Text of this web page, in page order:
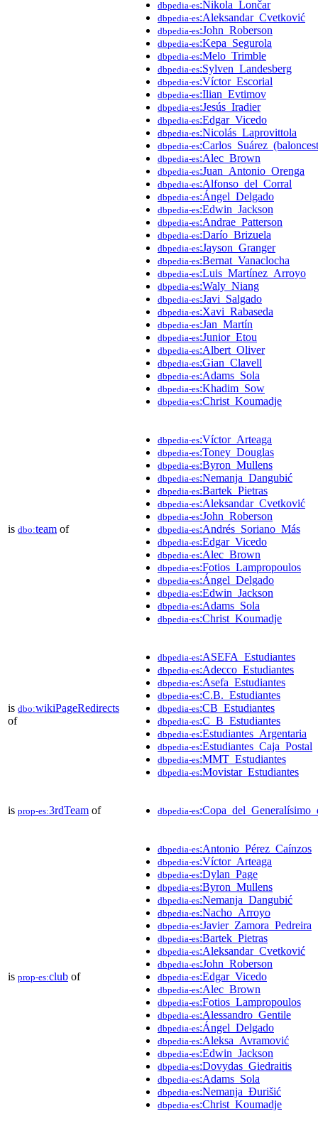
dbpedia-es:Nikola_Lončar
dbpedia-es:Aleksandar_Cvetković
dbpedia-es:John_Roberson
dbpedia-es:Kepa_Segurola
dbpedia-es:Melo_Trimble
dbpedia-es:Sylven_Landesberg
dbpedia-es:Víctor_Escorial
dbpedia-es:Ilian_Evtimov
dbpedia-es:Jesús_Iradier
dbpedia-es:Edgar_Vicedo
dbpedia-es:Nicolás_Laprovittola
dbpedia-es
dbpedia-es:Alec_Brown
dbpedia-es:Juan_Antonio_Orenga
dbpedia-es:Alfonso_del_Corral
dbpedia-es:Ángel_Delgado
dbpedia-es:Edwin_Jackson
dbpedia-es:Andrae_Patterson
dbpedia-es:Darío_Brizuela
dbpedia-es:Jayson_Granger
dbpedia-es:Bernat_Vanaclocha
dbpedia-es:Luis_Martínez_Arroyo
dbpedia-es:Waly_Niang
dbpedia-es:Javi_Salgado
dbpedia-es:Xavi_Rabaseda
dbpedia-es:Jan_Martín
dbpedia-es:Junior_Etou
dbpedia-es:Albert_Oliver
dbpedia-es:Gian_Clavell
dbpedia-es:Adams_Sola
dbpedia-es:Khadim_Sow
dbpedia-es:Christ_Koumadje
is dbo:team of
dbpedia-es:Víctor_Arteaga
dbpedia-es:Toney_Douglas
dbpedia-es:Byron_Mullens
dbpedia-es:Nemanja_Dangubić
dbpedia-es:Bartek_Pietras
dbpedia-es:Aleksandar_Cvetković
dbpedia-es:John_Roberson
dbpedia-es:Andrés_Soriano_Más
dbpedia-es:Edgar_Vicedo
dbpedia-es:Alec_Brown
dbpedia-es:Fotios_Lampropoulos
dbpedia-es:Ángel_Delgado
dbpedia-es:Edwin_Jackson
dbpedia-es:Adams_Sola
dbpedia-es:Christ_Koumadje
is dbo:wikiPageRedirects
of
dbpedia-es:ASEFA_Estudiantes
dbpedia-es:Adecco_Estudiantes
dbpedia-es:Asefa_Estudiantes
dbpedia-es:C.B._Estudiantes
dbpedia-es:CB_Estudiantes
dbpedia-es:C_B_Estudiantes
dbpedia-es:Estudiantes_Argentaria
dbpedia-es:Estudiantes_Caja_Postal
dbpedia-es:MMT_Estudiantes
dbpedia-es:Movistar_Estudiantes
is prop-es:3rdTeam of dbpedia-es
is prop-es:club of
dbpedia-es:Antonio_Pérez_Caínzos
dbpedia-es:Víctor_Arteaga
dbpedia-es:Dylan_Page
dbpedia-es:Byron_Mullens
dbpedia-es:Nemanja_Dangubić
dbpedia-es:Nacho_Arroyo
dbpedia-es:Javier_Zamora_Pedreira
dbpedia-es:Bartek_Pietras
dbpedia-es:Aleksandar_Cvetković
dbpedia-es:John_Roberson
dbpedia-es:Edgar_Vicedo
dbpedia-es:Alec_Brown
dbpedia-es:Fotios_Lampropoulos
dbpedia-es:Alessandro_Gentile
dbpedia-es:Ángel_Delgado
dbpedia-es:Aleksa_Avramović
dbpedia-es:Edwin_Jackson
dbpedia-es:Dovydas_Giedraitis
dbpedia-es:Adams_Sola
dbpedia-es:Nemanja_Đurišić
dbpedia-es:Christ_Koumadje